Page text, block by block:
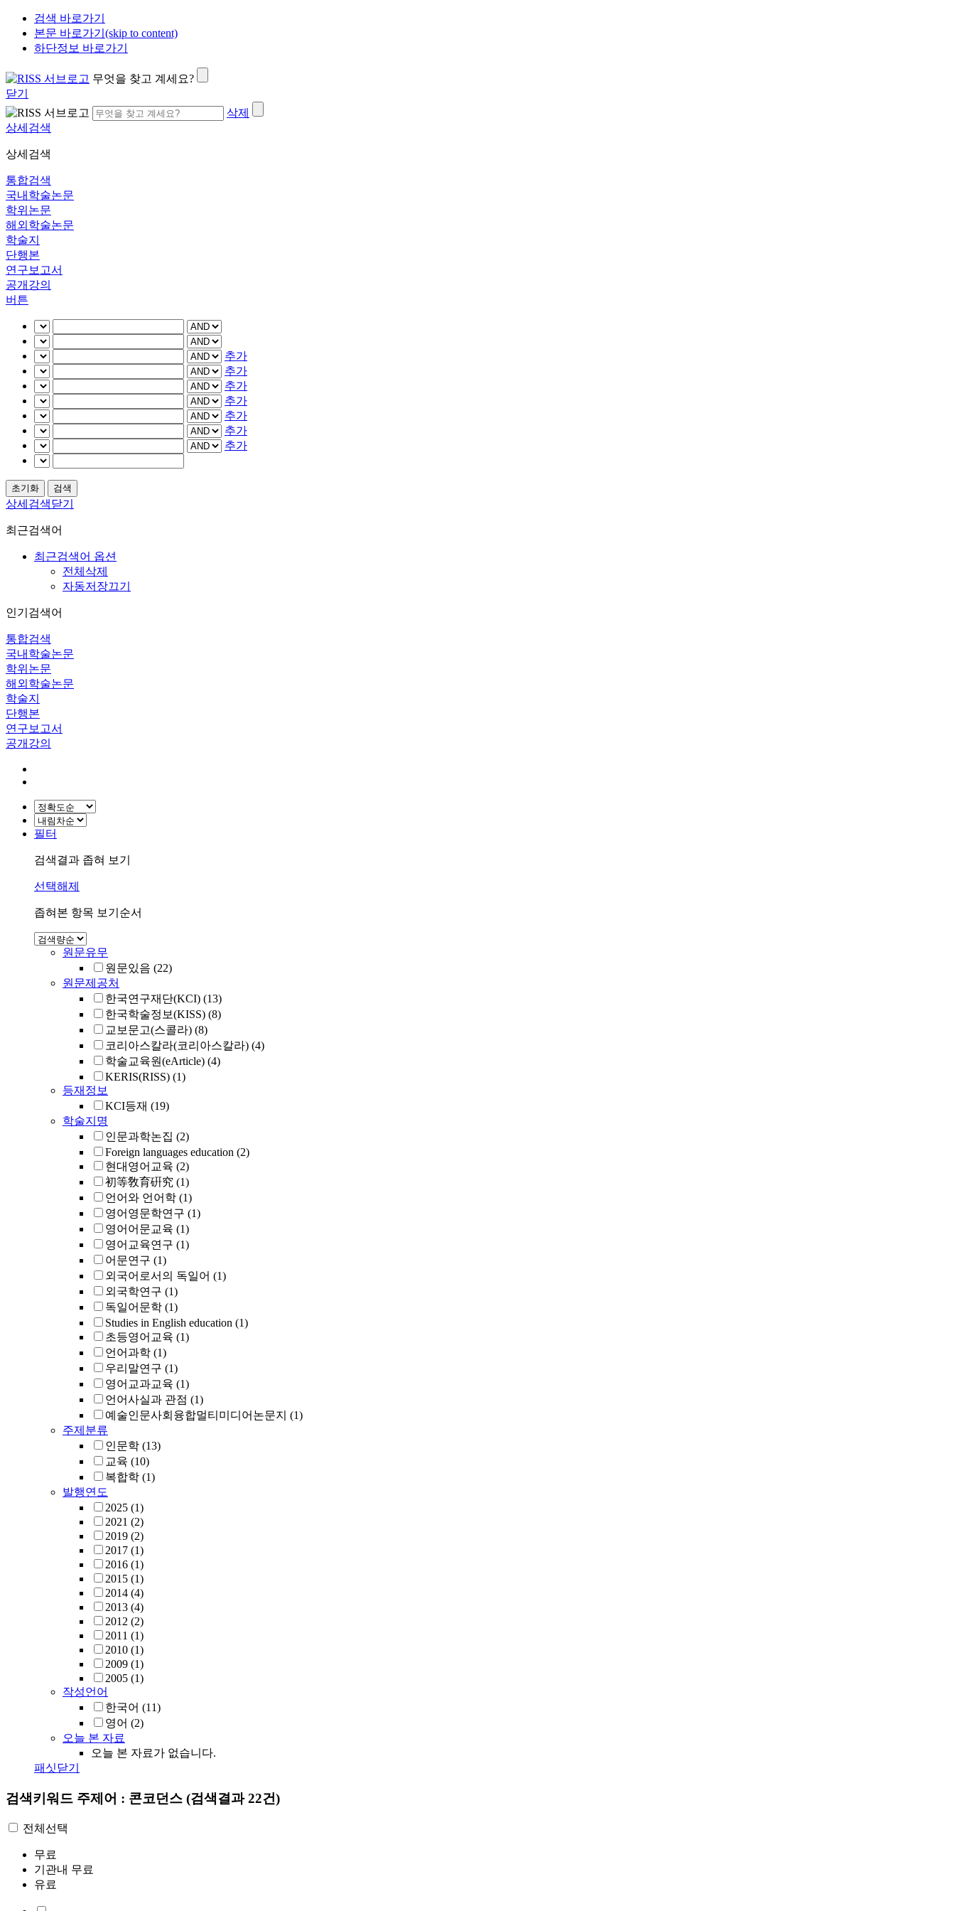
검색 바로가기
본문 바로가기(skip to content)
하단정보 바로가기
무엇을 찾고 계세요?
닫기
삭제
상세검색
상세검색
통합검색
국내학술논문
학위논문
해외학술논문
학술지
단행본
연구보고서
공개강의
버튼
추가
추가
추가
추가
추가
추가
추가
상세검색닫기
최근검색어
최근검색어 옵션
전체삭제
자동저장끄기
인기검색어
통합검색
국내학술논문
학위논문
해외학술논문
학술지
단행본
연구보고서
공개강의
필터
검색결과 좁혀 보기
선택해제
좁혀본 항목 보기순서
원문유무
원문있음 (22)
원문제공처
한국연구재단(KCI) (13)
한국학술정보(KISS) (8)
교보문고(스콜라) (8)
코리아스칼라(코리아스칼라) (4)
학술교육원(eArticle) (4)
KERIS(RISS) (1)
등재정보
KCI등재 (19)
학술지명
인문과학논집 (2)
Foreign languages education (2)
현대영어교육 (2)
初等敎育硏究 (1)
언어와 언어학 (1)
영어영문학연구 (1)
영어어문교육 (1)
영어교육연구 (1)
어문연구 (1)
외국어로서의 독일어 (1)
외국학연구 (1)
독일어문학 (1)
Studies in English education (1)
초등영어교육 (1)
언어과학 (1)
우리말연구 (1)
영어교과교육 (1)
언어사실과 관점 (1)
예술인문사회융합멀티미디어논문지 (1)
주제분류
인문학 (13)
교육 (10)
복합학 (1)
발행연도
2025 (1)
2021 (2)
2019 (2)
2017 (1)
2016 (1)
2015 (1)
2014 (4)
2013 (4)
2012 (2)
2011 (1)
2010 (1)
2009 (1)
2005 (1)
작성언어
한국어 (11)
영어 (2)
오늘 본 자료
오늘 본 자료가 없습니다.
패싯닫기
검색키워드 주제어 : 콘코던스 (검색결과 22건)
전체선택
무료
기관내 무료
유료